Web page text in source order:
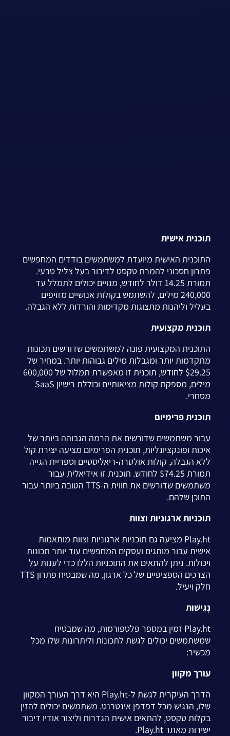
תוכנית אישית
התוכנית האישית מיועדת למשתמשים בודדים המחפשים
פתרון חסכוני להמרת טקסט לדיבור בעל צליל טבעי.
תמורת 14.25 דולר לחודש, מנויים יכולים לתמלל עד
240,000 מילים, להשתמש בקולות אנושיים מזויפים
בעליל וליהנות מתצוגות מקדימות והורדות ללא הגבלה.
תוכנית מקצועית
התוכנית המקצועית פונה למשתמשים שדורשים תכונות
מתקדמות יותר ומגבלות מילים גבוהות יותר. במחיר של
$29.25 לחודש, תוכנית זו מאפשרת תמלול של 600,000
מילים, מספקת קולות מציאותיים וכוללת רישיון SaaS
מסחרי.
תוכנית פרימיום
עבור משתמשים שדורשים את הרמה הגבוהה ביותר של
איכות ופונקציונליות, תוכנית הפרימיום מציעה יצירת קול
ללא הגבלה, קולות אולטרה-ריאליסטיים וספריית הגייה
תמורת $74.25 לחודש. תוכנית זו אידיאלית עבור
משתמשים שדורשים את חווית ה-TTS הטובה ביותר עבור
התוכן שלהם.
תוכניות ארגוניות וצוות
Play.ht מציעה גם תוכניות ארגוניות וצוות מותאמות
אישית עבור מותגים ועסקים המחפשים עוד יותר תכונות
ויכולות. ניתן להתאים את התוכניות הללו כדי לענות על
הצרכים הספציפיים של כל ארגון, מה שמבטיח פתרון TTS
חלק ויעיל.
נְגִישׁוּת
Play.ht זמין במספר פלטפורמות, מה שמבטיח
שמשתמשים יכולים לגשת לתכונות וליתרונות שלו מכל
מכשיר:
עורך מקוון
הדרך העיקרית לגשת ל-Play.ht היא דרך העורך המקוון
שלו, הנגיש מכל דפדפן אינטרנט. משתמשים יכולים להזין
בקלות טקסט, להתאים אישית הגדרות וליצור אודיו דיבור
ישירות מאתר Play.ht.